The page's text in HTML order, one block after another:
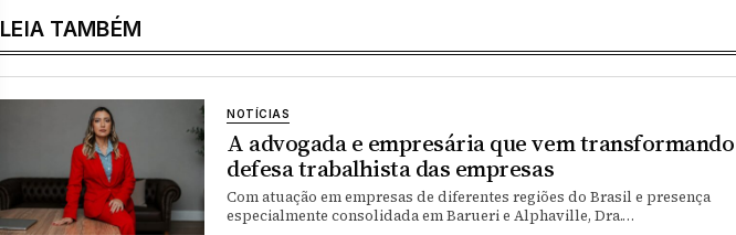
LEIA TAMBÉM
NOTÍCIAS
A advogada e empresária que vem
defesa trabalhista das empresas
Com atuação em empresas de diferentes regiões do Brasil e presença
especialmente consolidada em Barueri e Alphaville, Dra.…